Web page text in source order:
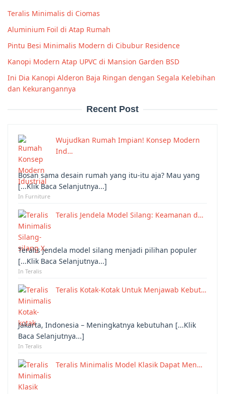
Teralis Minimalis di Ciomas
Aluminium Foil di Atap Rumah
Pintu Besi Minimalis Modern di Cibubur Residence
Kanopi Modern Atap UPVC di Mansion Garden BSD
Ini Dia Kanopi Alderon Baja Ringan dengan Segala Kelebihan
dan Kekurangannya
Recent Post
Wujudkan Rumah Impian! Konsep Modern
Ind…
Bosan sama desain rumah yang itu-itu aja? Mau yang
[...Klik Baca Selanjutnya...]
In Furniture
Teralis Jendela Model Silang: Keamanan d…
Teralis jendela model silang menjadi pilihan populer
[...Klik Baca Selanjutnya...]
In Teralis
Teralis Kotak-Kotak Untuk Menjawab Kebut…
Jakarta, Indonesia – Meningkatnya kebutuhan [...Klik
Baca Selanjutnya...]
In Teralis
Teralis Minimalis Model Klasik Dapat Men…